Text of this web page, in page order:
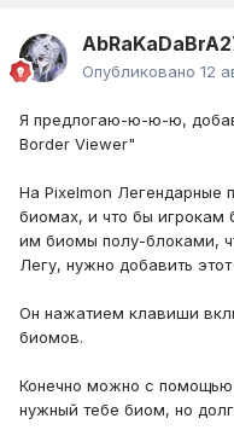
Опубликовано 12
Я предлогаю-ю-ю-ю,
Border Viewer"
На Pixelmon Легендарные
биомах, и что бы игрокам
им биомы полу-блоками,
Легу, нужно добавить
Он нажатием клавиши
биомов.
Конечно можно с помощью
нужный тебе биом, но